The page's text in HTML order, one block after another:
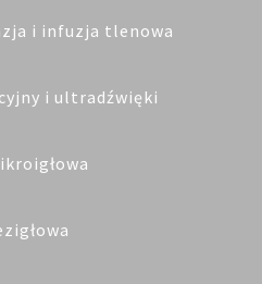
i infuzja tlenowa
i ultradźwięki